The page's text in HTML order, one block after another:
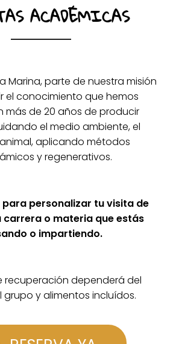
ACADÉMICAS
Marina, parte de nuestra misión
el conocimiento que hemos
más de 20 años de producir
el medio ambiente, el
aplicando métodos
y regenerativos.
personalizar tu visita de
carrera o materia que estás
o impartiendo.
recuperación dependerá del
y alimentos incluídos.